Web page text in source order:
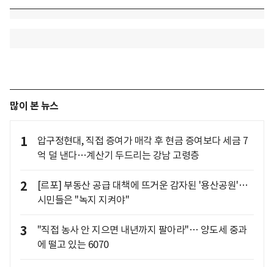
많이 본 뉴스
1
압구정현대, 직접 증여가 매각 후 현금 증여보다 세금 7
억 덜 낸다…계산기 두드리는 강남 고령층
2
[르포] 부동산 공급 대책에 뜨거운 감자된 '용산공원'…
시민들은 "녹지 지켜야"
3
"직접 농사 안 지으면 내년까지 팔아라"… 양도세 중과
에 떨고 있는 6070